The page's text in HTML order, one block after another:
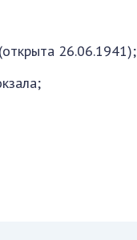
26.06.1941);